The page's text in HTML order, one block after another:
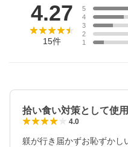
4.27
15件
5
4
3
2
1
拾い食い対策として使用
4.0
躾が行き届かずお恥ずかし